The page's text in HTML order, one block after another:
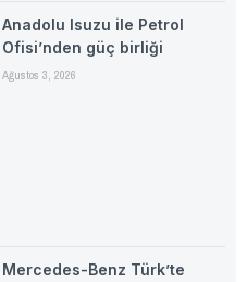
Anadolu Isuzu ile Petrol
Ofisi’nden güç birliği
Ağustos 3, 2026
Mercedes-Benz Türk’te